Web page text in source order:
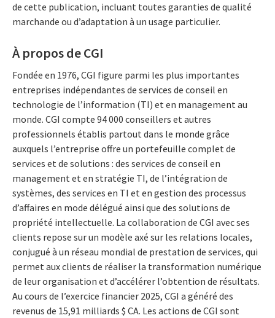
de cette publication, incluant toutes garanties de qualité
marchande ou d’adaptation à un usage particulier.
À propos de CGI
Fondée en 1976, CGI figure parmi les plus importantes
entreprises indépendantes de services de conseil en
technologie de l’information (TI) et en management au
monde. CGI compte 94 000 conseillers et autres
professionnels établis partout dans le monde grâce
auxquels l’entreprise offre un portefeuille complet de
services et de solutions : des services de conseil en
management et en stratégie TI, de l’intégration de
systèmes, des services en TI et en gestion des processus
d’affaires en mode délégué ainsi que des solutions de
propriété intellectuelle. La collaboration de CGI avec ses
clients repose sur un modèle axé sur les relations locales,
conjugué à un réseau mondial de prestation de services, qui
permet aux clients de réaliser la transformation numérique
de leur organisation et d’accélérer l’obtention de résultats.
Au cours de l’exercice financier 2025, CGI a généré des
revenus de 15,91 milliards $ CA. Les actions de CGI sont